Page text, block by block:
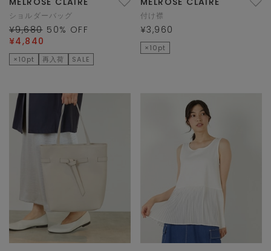
ショルダーバッグ
¥9,680 50% OFF
¥4,840
×10pt 再入荷 SALE
付け襟
¥3,960
×10pt